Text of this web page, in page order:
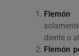
Flemón
diente o
Flemón